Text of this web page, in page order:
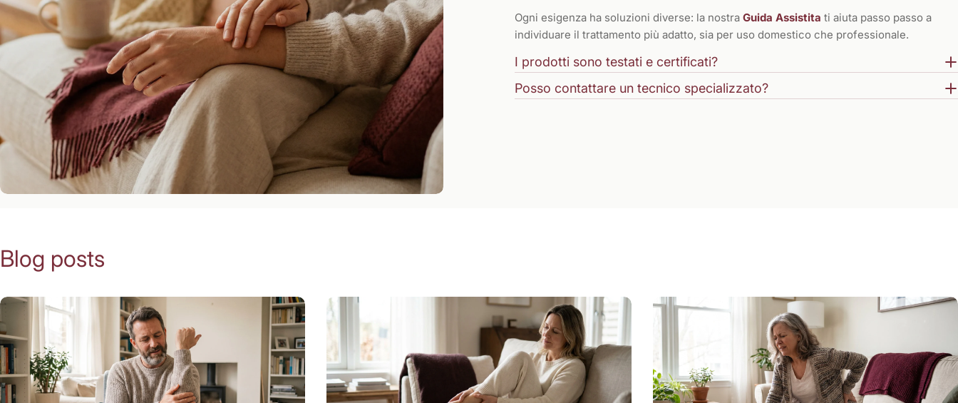
Ogni esigenza ha soluzioni diverse: la nostra Guida Assistita ti aiuta passo passo a
individuare il trattamento più adatto, sia per uso domestico che professionale.
I prodotti sono testati e certificati?
Posso contattare un tecnico specializzato?
Blog posts